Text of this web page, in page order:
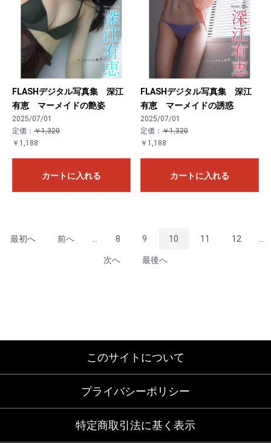
FLASHデジタル写真集 深江
有恵 マーメイドの艶姿
2025/07/01
定価： ￥1,320
￥1,188
カートに入れる
FLASHデジタル写真集 深江
有恵 マーメイドの誘惑
2025/07/01
定価： ￥1,320
￥1,188
カートに入れる
最初へ 前へ 8 9 10 11 12
次へ 最後へ
このサイトについて
プライバシーポリシー
特定商取引法に基く表示